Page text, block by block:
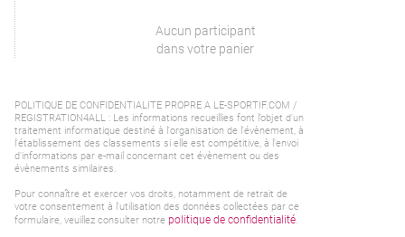
Aucun participant
dans votre panier
POLITIQUE DE CONFIDENTIALITE PROPRE A LE-SPORTIF.COM /
REGISTRATION4ALL : Les informations recueillies font l’objet d'un
traitement informatique destiné à l'organisation de l'évènement, à
l'établissement des classements si elle est compétitive, à l'envoi
d'informations par e-mail concernant cet évènement ou des
évènements similaires.
Pour connaître et exercer vos droits, notamment de retrait de
votre consentement à l'utilisation des données collectées par ce
formulaire, veuillez consulter notre politique de confidentialité.